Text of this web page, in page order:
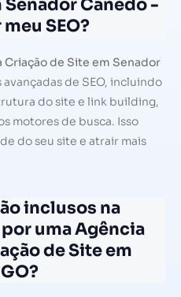
Senador Canedo -
SEO?
Criação de Site em Senador
de SEO, incluindo
do site e link building,
motores de busca. Isso
do seu site e atrair mais
inclusos na
uma Agência
de Site em